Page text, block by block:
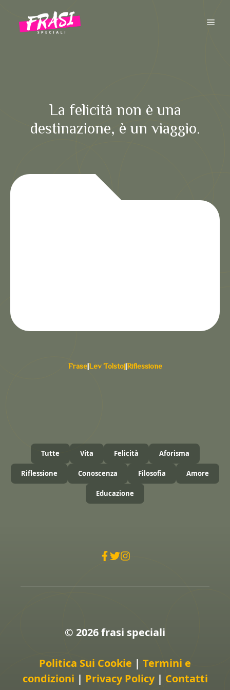
contenuto
La felicità non è una
destinazione, è un viaggio.
Frase|Lev Tolstoj|Riflessione
Tutte Vita Felicità Aforisma
Riflessione Conoscenza Filosofia Amore
Educazione
© 2026 frasi speciali
Politica Sui Cookie | Termini e
condizioni | Privacy Policy | Contatti